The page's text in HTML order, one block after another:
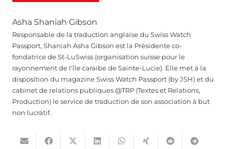
Asha Shaniah Gibson
Responsable de la traduction anglaise du Swiss Watch
Passport, Shaniah Asha Gibson est la Présidente co-
fondatrice de St-LuSwiss (organisation suisse pour le
rayonnement de l'île caraïbe de Sainte-Lucie). Elle met à la
disposition du magazine Swiss Watch Passport (by JSH) et du
cabinet de relations publiques @TRP (Textes et Relations,
Production) le service de traduction de son association à but
non lucratif.